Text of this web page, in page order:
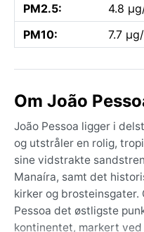
PM2.5:
4.8
PM10:
7.7
Om João
João Pessoa ligger i
og utstråler en rolig,
sine vidstrakte
Manaíra, samt det
kirker og
Pessoa det østligste
kontinentet, markert ved